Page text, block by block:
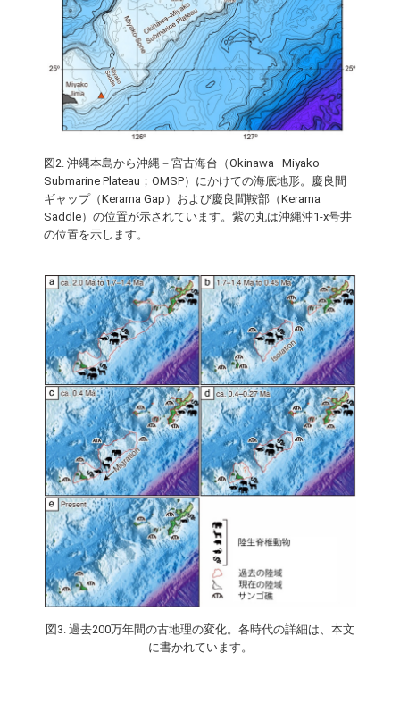
図2. 沖縄本島から沖縄－宮古海台（Okinawa–Miyako
Submarine Plateau；OMSP）にかけての海底地形。慶良間
ギャップ（Kerama Gap）および慶良間鞍部（Kerama
Saddle）の位置が示されています。紫の丸は沖縄沖1-x号井
の位置を示します。
図3. 過去200万年間の古地理の変化。各時代の詳細は、本文
に書かれています。